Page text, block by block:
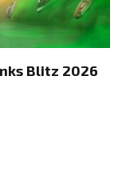
Blitz 2026